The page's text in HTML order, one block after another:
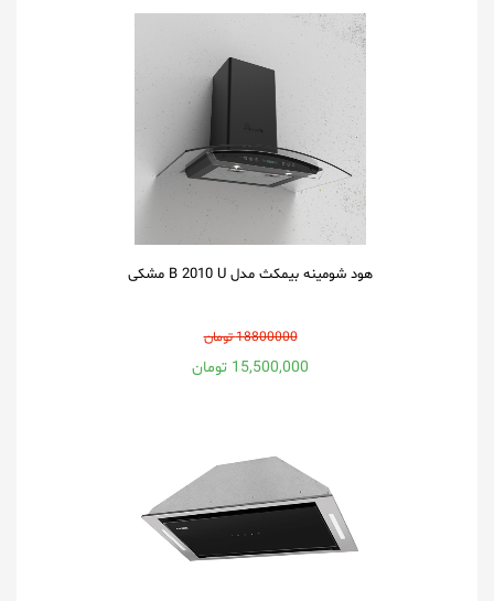
هود شومینه بیمکث مدل B 2010 U مشکی
18800000 تومان
15,500,000 تومان